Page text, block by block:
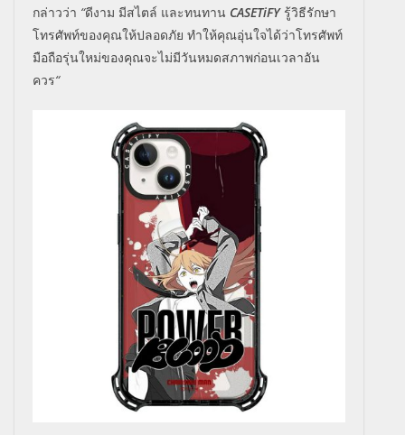
กล่าวว่า “ดีงาม มีสไตล์ และทนทาน CASETiFY รู้วิธีรักษา
โทรศัพท์ของคุณให้ปลอดภัย ทำให้คุณอุ่นใจได้ว่าโทรศัพท์
มือถือรุ่นใหม่ของคุณจะไม่มีวันหมดสภาพก่อนเวลาอัน
ควร“